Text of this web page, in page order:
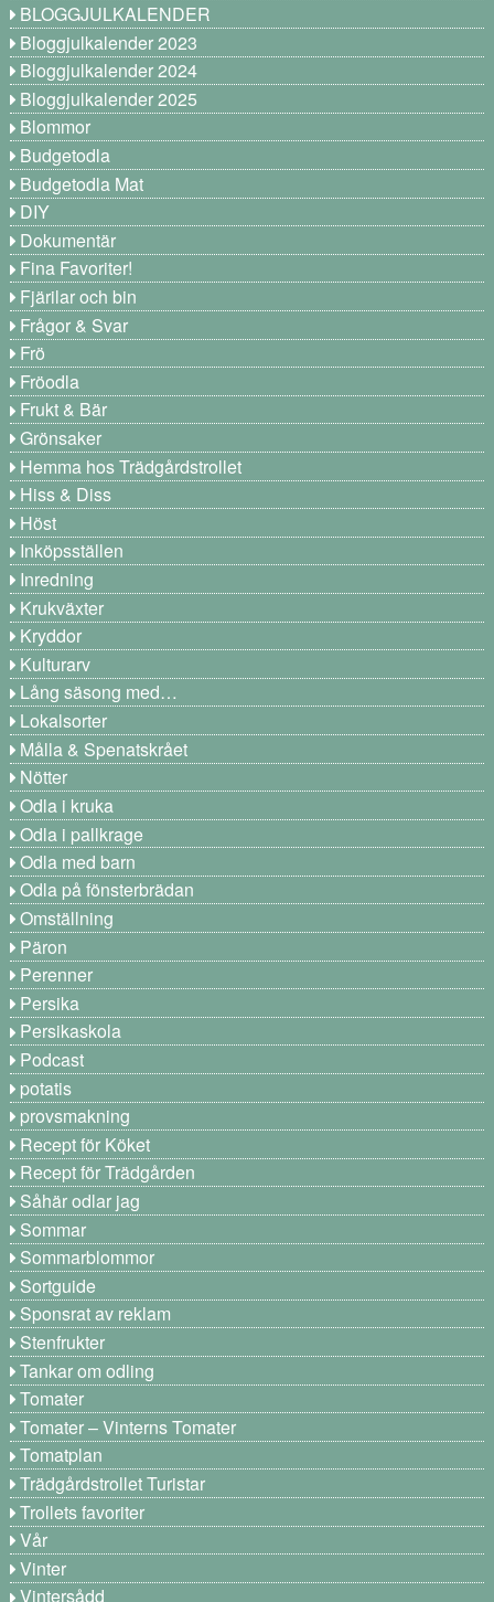
BLOGGJULKALENDER
Bloggjulkalender 2023
Bloggjulkalender 2024
Bloggjulkalender 2025
Blommor
Budgetodla
Budgetodla Mat
DIY
Dokumentär
Fina Favoriter!
Fjärilar och bin
Frågor & Svar
Frö
Fröodla
Frukt & Bär
Grönsaker
Hemma hos Trädgårdstrollet
Hiss & Diss
Höst
Inköpsställen
Inredning
Krukväxter
Kryddor
Kulturarv
Lång säsong med…
Lokalsorter
Målla & Spenatskrået
Nötter
Odla i kruka
Odla i pallkrage
Odla med barn
Odla på fönsterbrädan
Omställning
Päron
Perenner
Persika
Persikaskola
Podcast
potatis
provsmakning
Recept för Köket
Recept för Trädgården
Såhär odlar jag
Sommar
Sommarblommor
Sortguide
Sponsrat av reklam
Stenfrukter
Tankar om odling
Tomater
Tomater – Vinterns Tomater
Tomatplan
Trädgårdstrollet Turistar
Trollets favoriter
Vår
Vinter
Vintersådd